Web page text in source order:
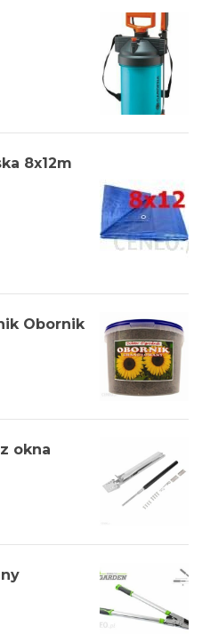
8x12m
Obornik
okna